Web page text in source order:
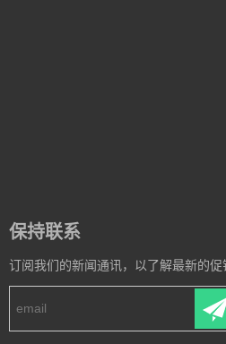
保持联系
订阅我们的新闻通讯，以了解最新的促